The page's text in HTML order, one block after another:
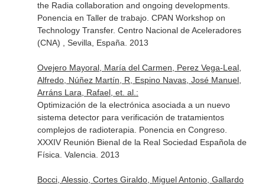
the Radia collaboration and ongoing developments.
Ponencia en Taller de trabajo. CPAN Workshop on
Technology Transfer. Centro Nacional de Aceleradores
(CNA) , Sevilla, España. 2013
Ovejero Mayoral, María del Carmen, Perez Vega-Leal,
Alfredo, Núñez Martín, R, Espino Navas, José Manuel,
Arráns Lara, Rafael, et. al.:
Optimización de la electrónica asociada a un nuevo
sistema detector para verificación de tratamientos
complejos de radioterapia. Ponencia en Congreso.
XXXIV Reunión Bienal de la Real Sociedad Española de
Física. Valencia. 2013
Bocci, Alessio, Cortes Giraldo, Miguel Antonio, Gallardo